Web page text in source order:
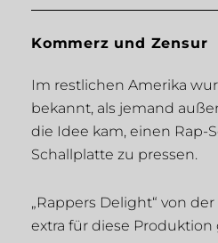
Kommerz und Zensur
Im restlichen Amerika
bekannt, als jemand
die Idee kam, einen Rap-
Schallplatte zu pressen.
„Rappers Delight“ von
extra für diese